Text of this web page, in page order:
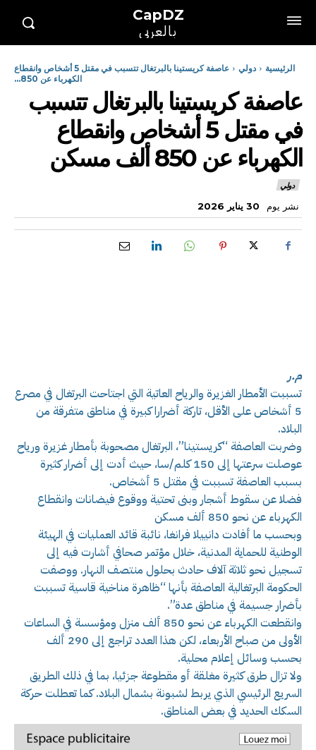
CapDZ
بالعربي
الرئيسية دولي
عاصفة كريستينا بالبرتغال تتسبب في مقتل 5 أشخاص وانقطاع
الكهرباء عن 850...
عاصفة كريستينا بالبرتغال تتسبب
في مقتل 5 أشخاص وانقطاع
الكهرباء عن 850 ألف مسكن
دولي
نشر يوم 30 يناير 2026
م.ر
تسببت الأمطار الغزيرة والرياح العاتية التي اجتاحت البرتغال في مصرع
5 أشخاص على الأقل، تاركة أضرارا كبيرة في مناطق متفرقة من
البلاد.
وضربت العاصفة “كريستينا”، البرتغال مصحوبة بأمطار غزيرة ورياح
عوصلت سرعتها إلى 150 كلم/سا، حيث أدت إلى أضرار كثيرة
بسبب العاصفة تسببت في مقتل 5 أشخاص.
فضلا عن سقوط أشجار وبنى تحتية ووقوع فيضانات وانقطاع
الكهرباء عن نحو 850 ألف مسكن
وبحسب ما أفادت دانييلا فرانغا، نائبة قائد العمليات في الهيئة
الوطنية للحماية المدنية، خلال مؤتمر صحافي أشارت فيه إلى
تسجيل نحو ثلاثة آلاف حادث بحلول منتصف النهار. ووصفت
الحكومة البرتغالية العاصفة بأنها “ظاهرة مناخية قاسية تسببت
بأضرار جسيمة في مناطق عدة”.
وانقطعت الكهرباء عن نحو 850 ألف منزل ومؤسسة في الساعات
الأولى من صباح الأربعاء، لكن هذا العدد تراجع إلى 290 ألف
بحسب وسائل إعلام محلية.
ولا تزال طرق كثيرة مغلقة أو مقطوعة جزئيا، بما في ذلك الطريق
السريع الرئيسي الذي يربط لشبونة بشمال البلاد. كما تعطلت حركة
السكك الحديد في بعض المناطق.